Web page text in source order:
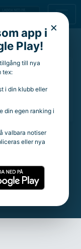
×
app i
Play!
till nya
tex:
i din klubb eller
din egen ranking i
valbara notiser
eller nya